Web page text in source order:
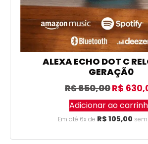
ALEXA ECHO DOT C
GERAÇÃ0
R$650,00R$
Adicionar ao
Em até 6x de R$ 105,00